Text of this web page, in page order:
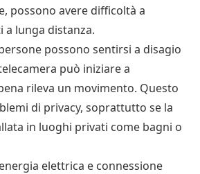
possono avere difficoltà a
a lunga distanza.
possono sentirsi a disagio
può iniziare a
rileva un movimento. Questo
di privacy, soprattutto se la
in luoghi privati come bagni o
elettrica e connessione